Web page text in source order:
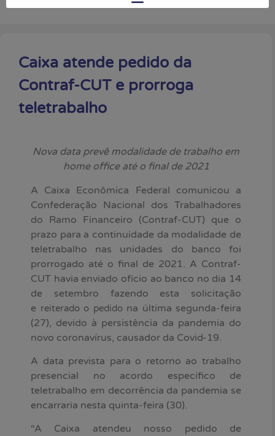
Caixa atende pedido da
Contraf-CUT e prorroga
teletrabalho
Nova data prevê modalidade de trabalho em
home office até o final de 2021
A Caixa Econômica Federal comunicou a
Confederação Nacional dos Trabalhadores
do Ramo Financeiro (Contraf-CUT) que o
prazo para a continuidade da modalidade de
teletrabalho nas unidades do banco foi
prorrogado até o final de 2021. A Contraf-
CUT havia enviado ofício ao banco no dia 14
de setembro fazendo esta solicitação
e reiterado o pedido na última segunda-feira
(27), devido à persistência da pandemia do
novo coronavírus, causador da Covid-19.
A data prevista para o retorno ao trabalho
presencial no acordo específico de
teletrabalho em decorrência da pandemia se
encarraria nesta quinta-feira (30).
“A Caixa atendeu nosso pedido de